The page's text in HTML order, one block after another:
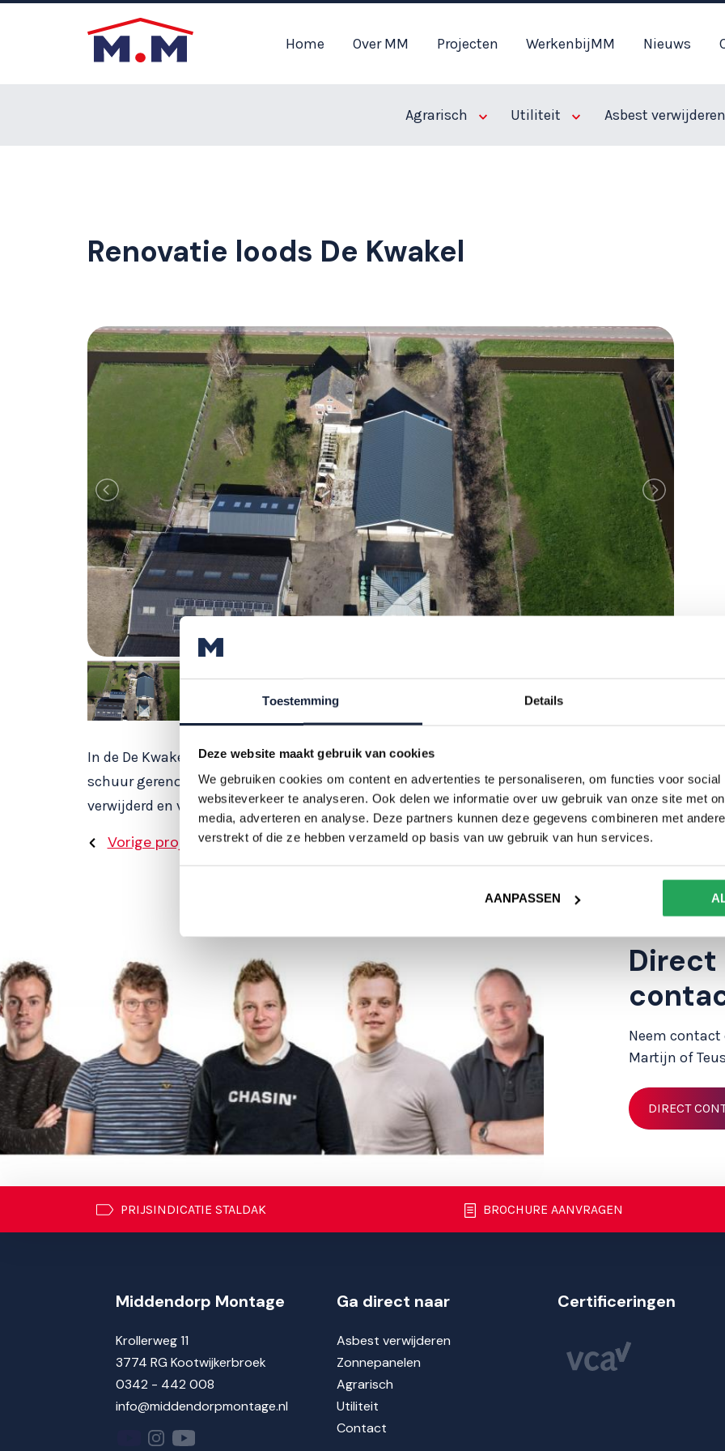
Toestemming Details
Deze website maakt gebruik van cookies
We gebruiken cookies om content en advertenties te personaliseren, om functies voor
websiteverkeer te analyseren. Ook delen we informatie over uw gebruik van onze site met
media, adverteren en analyse. Deze partners kunnen deze gegevens combineren met
verstrekt of die ze hebben verzameld op basis van uw gebruik van hun services.
AANPASSEN
Home Over MM Projecten WerkenbijMM Nieuws
Agrarisch Utiliteit Asbest
Renovatie loods De Kwakel
In de De Kwakel hebben we bij een bloemenkweker een loods en
schuur gerenoveerd. We hebben de asbesthoudende golfplaten
verwijderd en vervolgens sandwichpanelen geplaatst.
Volgende project
Vorige project
Direct
Neem contact
Martijn of
DIRECT
PRIJSINDICATIE STALDAK BROCHURE AANVRAGEN
Middendorp Montage
Krollerweg 11
3774 RG Kootwijkerbroek
0342 - 442 008
info@middendorpmontage.nl
Ga direct naar
Asbest verwijderen
Zonnepanelen
Agrarisch
Utiliteit
Contact
Certificeringen